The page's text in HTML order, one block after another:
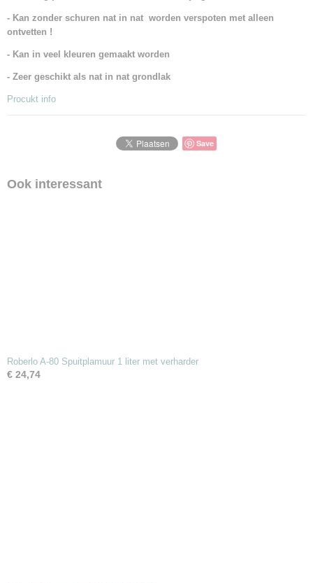
- Kan zonder schuren nat in nat worden verspoten met alleen
ontvetten !
- Kan in veel kleuren gemaakt worden
- Zeer geschikt als nat in nat grondlak
Procukt info
Save
Ook interessant
Roberlo A-80 Spuitplamuur 1 liter met verharder
€ 24,74